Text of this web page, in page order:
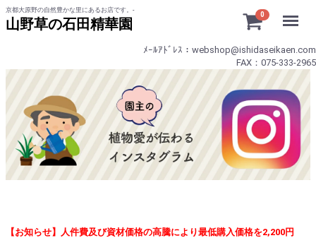
京都大原野の自然豊かな里にあるお店です。-
山野草の石田精華園
0
ﾒｰﾙｱﾄﾞﾚｽ：webshop@ishidaseikaen.com
FAX：075-333-2965
【お知らせ】人件費及び資材価格の高騰により最低購入価格を2,200円